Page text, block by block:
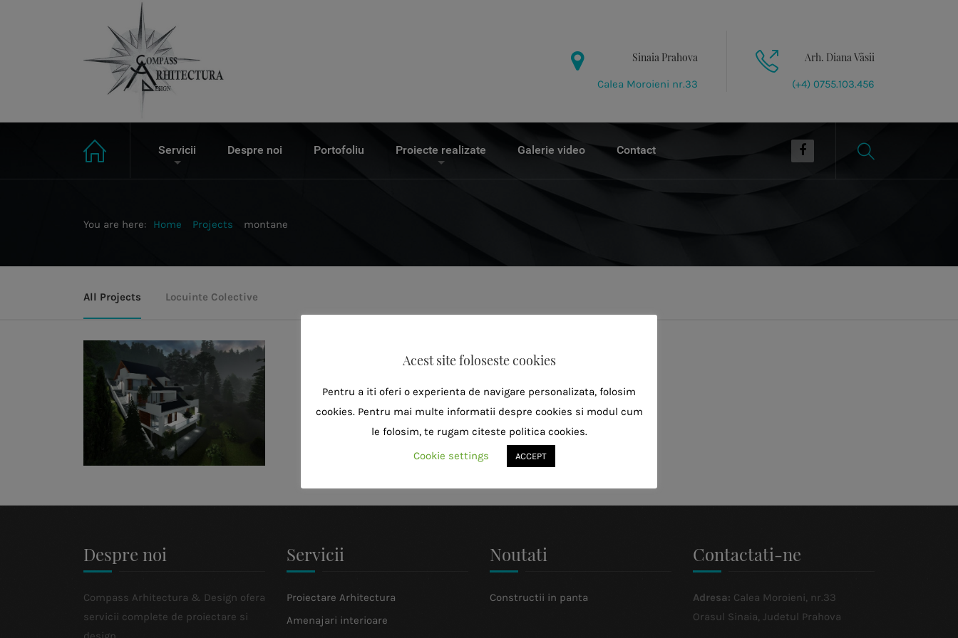
Sinaia Prahova
Calea Moroieni nr.33
Arh. Diana Vãsii
(+4) 0755.103.456
Servicii Despre noi Portofoliu Proiecte realizate Galerie video Contact
You are here: Home Projects montane
All Projects Locuinte Colective
Despre noi
Compass Arhitectura & Design ofera
servicii complete de proiectare si
Servicii
Proiectare Arhitectura
Amenajari interioare
Noutati
Constructii in panta
Contactati-ne
Adresa: Calea Moroieni, nr.33
Orasul Sinaia, Judetul Prahova
Acest site foloseste cookies
Pentru a iti oferi o experienta de navigare personalizata, folosim
cookies. Pentru mai multe informatii despre cookies si modul cum
le folosim, te rugam citeste politica cookies.
Cookie settings
ACCEPT